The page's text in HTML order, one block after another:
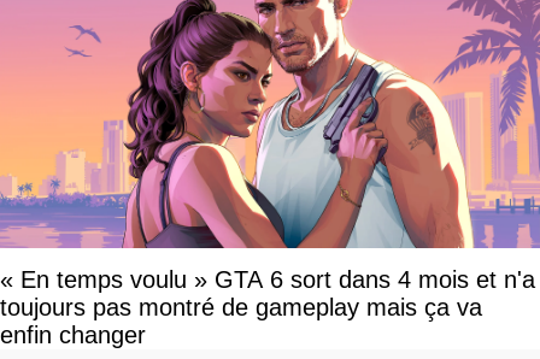
« En temps voulu » GTA 6 sort dans 4 mois et n'a
toujours pas montré de gameplay mais ça va
enfin changer